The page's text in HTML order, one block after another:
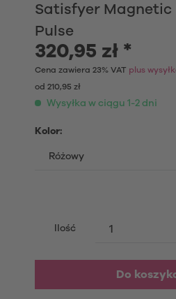
Satisfyer Magnetic
Pulse
320,95 zł *
Cena zawiera 23% VAT plus
od 210,95 zł
Wysyłka w ciągu 1-2 dni
Kolor:
Ilość
Do